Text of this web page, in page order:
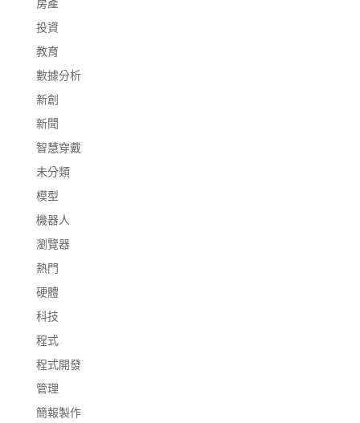
投資
教育
數據分析
新創
新聞
智慧穿戴
未分類
模型
機器人
瀏覽器
熱門
硬體
科技
程式
程式開發
管理
簡報製作